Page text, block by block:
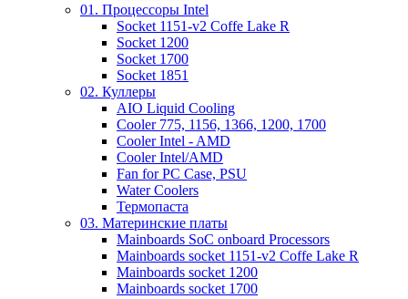
01. Процессоры Intel
Socket 1151-v2 Coffe Lake R
Socket 1200
Socket 1700
Socket 1851
02. Куллеры
AIO Liquid Cooling
Cooler 775, 1156, 1366, 1200, 1700
Cooler Intel - AMD
Cooler Intel/AMD
Fan for PC Case, PSU
Water Coolers
Термопаста
03. Материнские платы
Mainboards SoC onboard Processors
Mainboards socket 1151-v2 Coffe Lake R
Mainboards socket 1200
Mainboards socket 1700